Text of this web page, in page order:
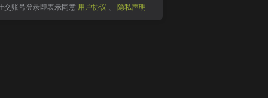
交账号登录即表示同意 用户协议 隐私声明